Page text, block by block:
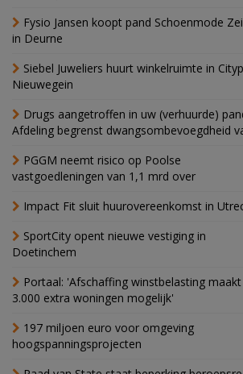
Fysio Jansen koopt pand Schoenmode
in Deurne
Siebel Juweliers huurt winkelruimte in
Nieuwegein
Drugs aangetroffen in uw (verhuurde)
Afdeling begrenst dwangsombevoegdheid
PGGM neemt risico op Poolse
vastgoedleningen van 1,1 mrd over
Impact Fit sluit huurovereenkomst in
SportCity opent nieuwe vestiging in
Doetinchem
Portaal: 'Afschaffing winstbelasting maakt
3.000 extra woningen mogelijk'
197 miljoen euro voor omgeving
hoogspanningsprojecten